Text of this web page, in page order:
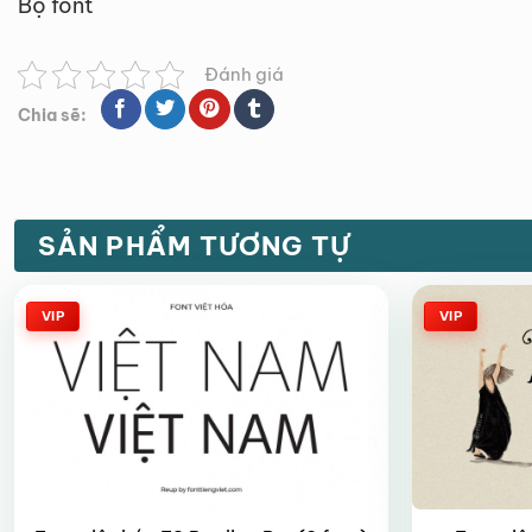
Đánh giá
Chia sẽ:
SẢN PHẨM TƯƠNG TỰ
VIP VIP